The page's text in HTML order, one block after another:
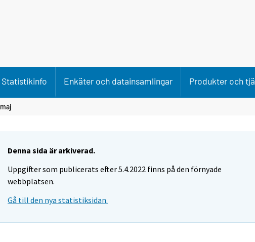
Statistikinfo Enkäter och datainsamlingar Produkter och tjä
maj
Denna sida är arkiverad.
Uppgifter som publicerats efter 5.4.2022 finns på den förnyade
webbplatsen.
Gå till den nya statistiksidan.